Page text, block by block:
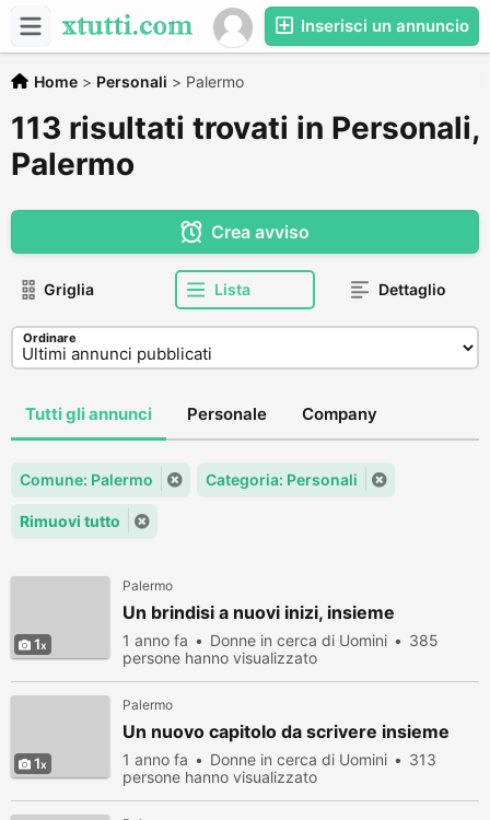
Inserisci un annuncio
Home > Personali > Palermo
113 risultati trovati in Personali,
Palermo
Crea avviso
Griglia Lista Dettaglio
Ordinare
Tutti gli annunci Personale Company
Comune: Palermo Categoria: Personali
Rimuovi tutto
1
Palermo
Un brindisi a nuovi inizi, insieme
1 anno fa Donne in cerca di Uomini
385
persone hanno visualizzato
1
Palermo
Un nuovo capitolo da scrivere insieme
1 anno fa Donne in cerca di Uomini
313
persone hanno visualizzato